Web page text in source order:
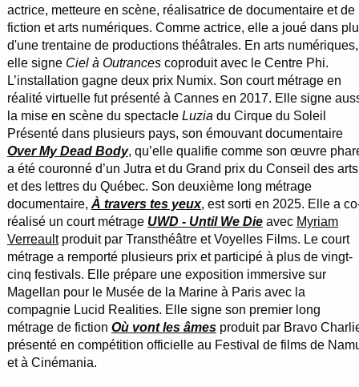
actrice, metteure en scène, réalisatrice de documentaire et de
fiction et arts numériques. Comme actrice, elle a joué dans
d'une trentaine de productions théâtrales. En arts numériques,
elle signe Ciel à Outrances coproduit avec le Centre Phi.
L’installation gagne deux prix Numix. Son court métrage en
réalité virtuelle fut présenté à Cannes en 2017. Elle signe
la mise en scène du spectacle Luzia du Cirque du Soleil
Présenté dans plusieurs pays, son émouvant documentaire
Over My Dead Body, qu’elle qualifie comme son œuvre
a été couronné d’un Jutra et du Grand prix du Conseil des arts
et des lettres du Québec. Son deuxième long métrage
documentaire, À travers tes yeux, est sorti en 2025. Elle a
réalisé un court métrage UWD - Until We Dieavec Myriam
Verreaultproduit par Transthéâtre et Voyelles Films. Le court
métrage a remporté plusieurs prix et participé à plus de vingt-
cinq festivals. Elle prépare une exposition immersive sur
Magellan pour le Musée de la Marine à Paris avec la
compagnie Lucid Realities. Elle signe son premier long
métrage de fiction Où vont les âmesproduit par Bravo
présenté en compétition officielle au Festival de films de
et à Cinémania.